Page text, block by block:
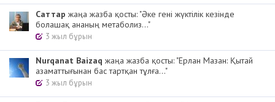
Cаттар жаңа жазба қосты: "Әке гені жүктілік кезінде
болашақ ананың метаболиз..."
3 жыл бұрын
Nurqanat Baizaq жаңа жазба қосты: "Ерлан Мазан: Қытай
азаматтығынан бас тартқан тұлға..."
3 жыл бұрын